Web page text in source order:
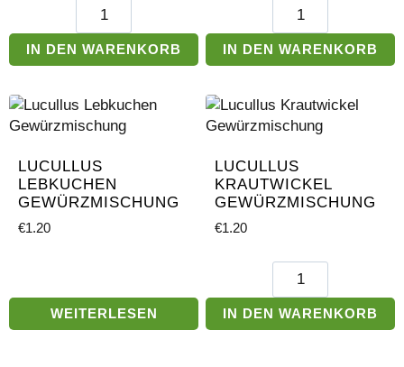
Lucullus
Schweinerippen
Gewürzmischung
Menge
IN DEN WARENKORB
Lucullus
Pommes
Gewürzmischung
Paprika
IN DEN WARENKORB
LUCULLUS
LEBKUCHEN
GEWÜRZMISCHUNG
€1.20
WEITERLESEN
LUCULLUS
KRAUTWICKEL
GEWÜRZMISCHUNG
€1.20
Lucullus
Gewürzmischung
Menge
IN DEN WARENKORB